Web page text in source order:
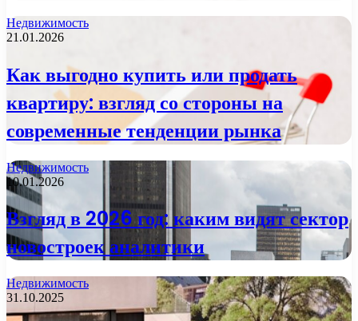
Недвижимость
21.01.2026
Как выгодно купить или продать
квартиру: взгляд со стороны на
современные тенденции рынка
Недвижимость
10.01.2026
Взгляд в 2026 год: каким видят сектор
новостроек аналитики
Недвижимость
31.10.2025